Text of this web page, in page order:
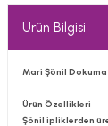
Ürün Bilgisi
Mari Şönil
Ürün Özellikleri
Şönil ipliklerden